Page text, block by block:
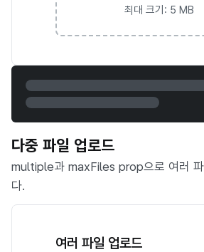
최대 크기: 5 MB
다중 파일 업로드
multiple과 maxFiles prop으로 여러 파
다.
여러 파일 업로드